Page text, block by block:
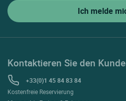
Kontaktieren Sie den
+33(0)1 45 84 83 84
Kostenfreie Reservierung